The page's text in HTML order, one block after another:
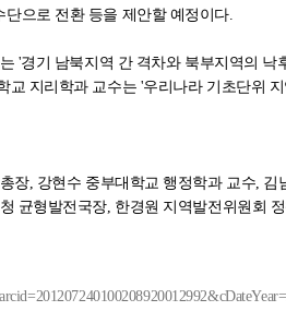
으로 전환 등을 제안할 예정이다.
'경기 남북지역 간 격차와 북부지역의 낙
교 지리학과 교수는 '우리나라 기초단위
장, 강현수 중부대학교 행정학과 교수,
균형발전국장, 한경원 지역발전위원회